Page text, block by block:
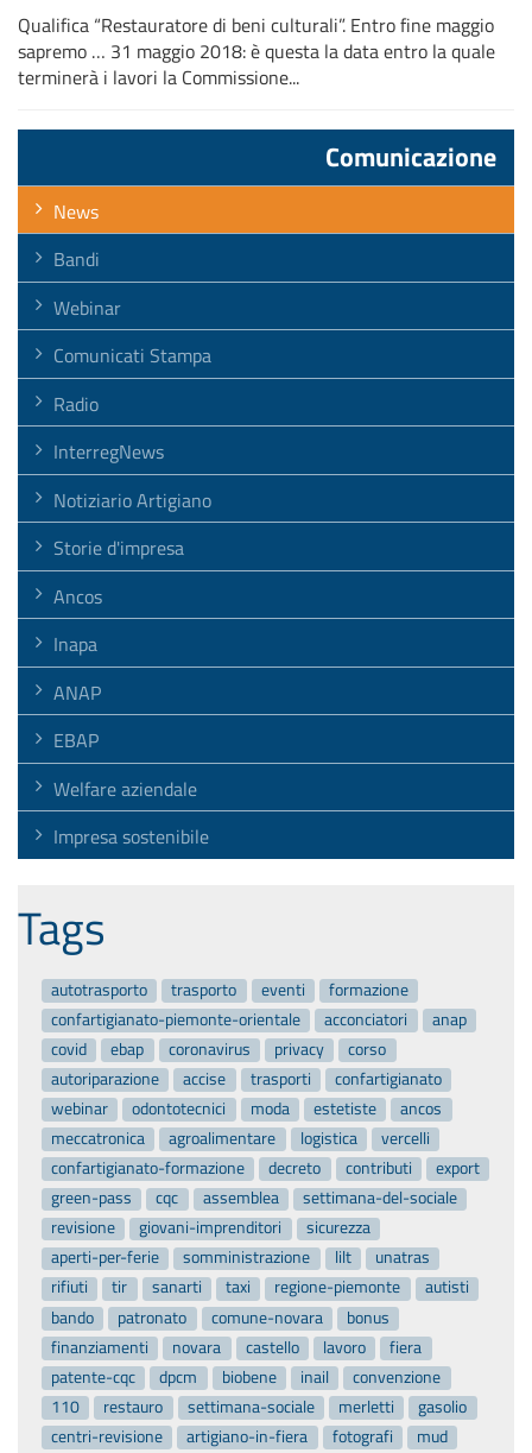
Qualifica “Restauratore di beni culturali”. Entro fine maggio
sapremo … 31 maggio 2018: è questa la data entro la quale
terminerà i lavori la Commissione...
Comunicazione
News
Bandi
Webinar
Comunicati Stampa
Radio
InterregNews
Notiziario Artigiano
Storie d'impresa
Ancos
Inapa
ANAP
EBAP
Welfare aziendale
Impresa sostenibile
Tags
autotrasporto trasporto eventi
formazione
confartigianato-piemonte-orientale
acconciatori
anap
covid
ebap coronavirus privacy
corso
autoriparazione
accise trasporti
confartigianato
webinar
odontotecnici moda estetiste
ancos
meccatronica
agroalimentare logistica
vercelli
confartigianato-formazione
decreto contributi
export
green-pass
cqc assemblea
settimana-del-sociale
revisione
giovani-imprenditori
sicurezza
aperti-per-ferie
somministrazione lilt
unatras
rifiuti
tir sanarti taxi regione-piemonte
autisti
bando
patronato comune-novara
bonus
finanziamenti
novara castello lavoro
fiera
patente-cqc
dpcm biobene inail
convenzione
110
restauro settimana-sociale merletti
gasolio
centri-revisione
artigiano-in-fiera fotografi mud